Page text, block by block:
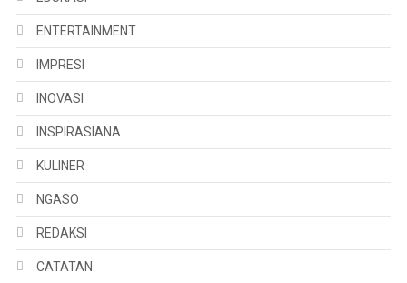
ENTERTAINMENT
IMPRESI
INOVASI
INSPIRASIANA
KULINER
NGASO
REDAKSI
CATATAN